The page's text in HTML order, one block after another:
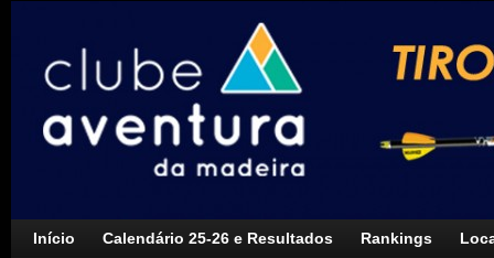
Início Calendário 25-26 e Resultados Rankings